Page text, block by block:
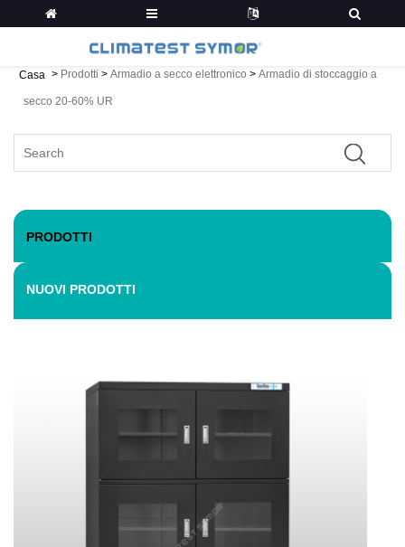
Casa > Prodotti > Armadio a secco elettronico > Armadio di stoccaggio a
secco 20-60% UR
PRODOTTI
NUOVI PRODOTTI